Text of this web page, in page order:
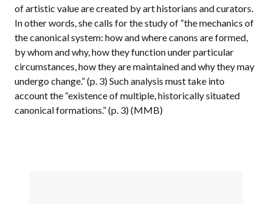
of artistic value are created by art historians and curators.
In other words, she calls for the study of “the mechanics of
the canonical system: how and where canons are formed,
by whom and why, how they function under particular
circumstances, how they are maintained and why they may
undergo change.” (p. 3) Such analysis must take into
account the “existence of multiple, historically situated
canonical formations.” (p. 3) (MMB)